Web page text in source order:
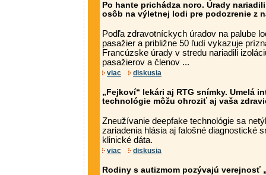
Po hante prichádza noro. Úrady
osôb na výletnej lodi pre podozrenie z
Podľa zdravotníckych úradov na palube
pasažier a približne 50 ľudí vykazuje
Francúzske úrady v stredu nariadili
pasažierov a členov ...
viac diskusia
„Fejkoví“ lekári aj RTG snímky. Umelá
technológie môžu ohroziť aj vaša
Zneužívanie deepfake technológie sa
zariadenia hlásia aj falošné diagnostické
klinické dáta.
viac diskusia
Rodiny s autizmom pozývajú verejnosť